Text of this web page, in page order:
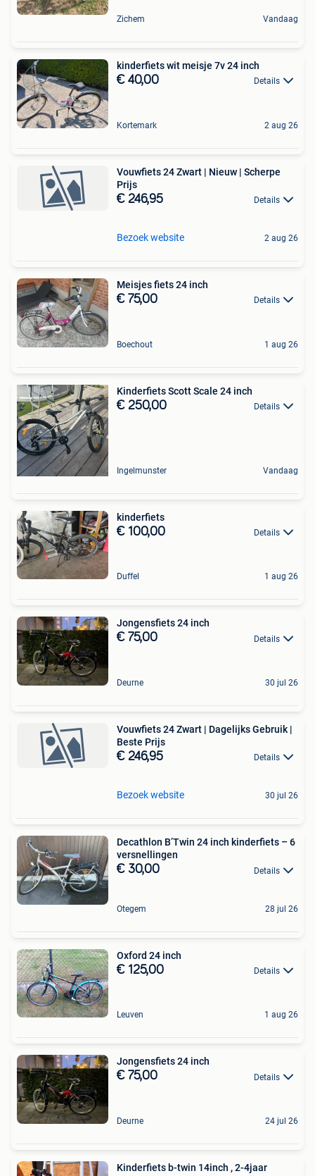
Zichem Vandaag
kinderfiets wit meisje 7v 24 inch
€ 40,00 Details
Kortemark 2 aug 26
Vouwfiets 24 Zwart | Nieuw | Scherpe
Prijs
€ 246,95 Details
Bezoek website 2 aug 26
Meisjes fiets 24 inch
€ 75,00 Details
Boechout 1 aug 26
Kinderfiets Scott Scale 24 inch
€ 250,00 Details
Ingelmunster Vandaag
kinderfiets
€ 100,00 Details
Duffel 1 aug 26
Jongensfiets 24 inch
€ 75,00 Details
Deurne 30 jul 26
Vouwfiets 24 Zwart | Dagelijks Gebruik |
Beste Prijs
€ 246,95 Details
Bezoek website 30 jul 26
Decathlon B’Twin 24 inch kinderfiets – 6
versnellingen
€ 30,00 Details
Otegem 28 jul 26
Oxford 24 inch
€ 125,00 Details
Leuven 1 aug 26
Jongensfiets 24 inch
€ 75,00 Details
Deurne 24 jul 26
Kinderfiets b-twin 14inch , 2-4jaar